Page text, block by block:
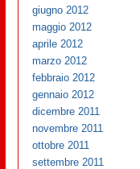
giugno 2012
maggio 2012
aprile 2012
marzo 2012
febbraio 2012
gennaio 2012
dicembre 2011
novembre 2011
ottobre 2011
settembre 2011